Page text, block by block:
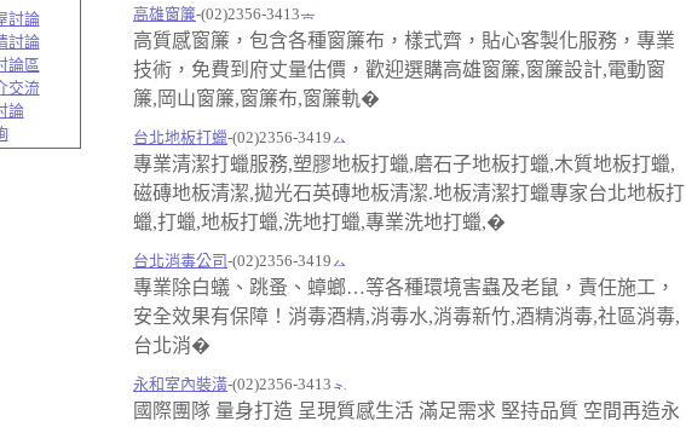
討論
討論
論區
交流
論
高雄窗簾-(02)2356-3413
高質感窗簾，包含各種窗簾布，樣式齊，貼心客製化服務，專業
技術，免費到府丈量估價，歡迎選購高雄窗簾,窗簾設計,電動窗
簾,岡山窗簾,窗簾布,窗簾軌�
台北地板打蠟-(02)2356-3419
專業清潔打蠟服務,塑膠地板打蠟,磨石子地板打蠟,木質地板打蠟,
磁磚地板清潔,拋光石英磚地板清潔.地板清潔打蠟專家台北地板打
蠟,打蠟,地板打蠟,洗地打蠟,專業洗地打蠟,�
台北消毒公司-(02)2356-3419
專業除白蟻、跳蚤、蟑螂…等各種環境害蟲及老鼠，責任施工，
安全效果有保障！消毒酒精,消毒水,消毒新竹,酒精消毒,社區消毒,
台北消�
永和室內裝潢-(02)2356-3413
國際團隊 量身打造 呈現質感生活 滿足需求 堅持品質 空間再造永